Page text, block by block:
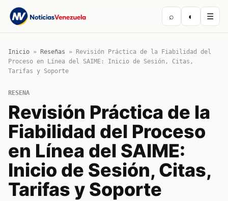
⌕ ◐ ☰
Inicio » Reseñas »
Revisión Práctica de la Fiabilidad del
Proceso en Línea del SAIME: Inicio de Sesión, Citas,
Tarifas y Soporte
RESENA
Revisión Práctica de la
Fiabilidad del Proceso
en Línea del SAIME:
Inicio de Sesión, Citas,
Tarifas y Soporte